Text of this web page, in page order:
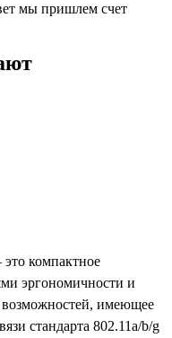
мы пришлем счет
компактное
эргономичности и
имеющее
стандарта 802.11a/b/g